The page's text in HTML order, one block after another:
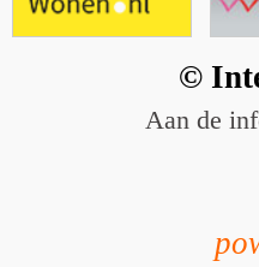
©
Aan de